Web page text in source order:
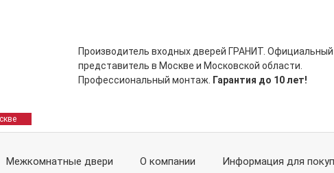
Производитель входных дверей ГРАНИТ. Официальный
представитель в Москве и Московской области.
Профессиональный монтаж.
Гарантия до 10 лет!
Межкомнатные двери О компании Информация для